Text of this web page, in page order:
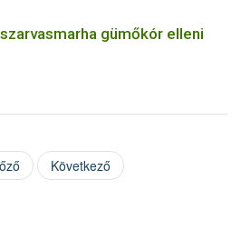
gümőkór elleni
Következő